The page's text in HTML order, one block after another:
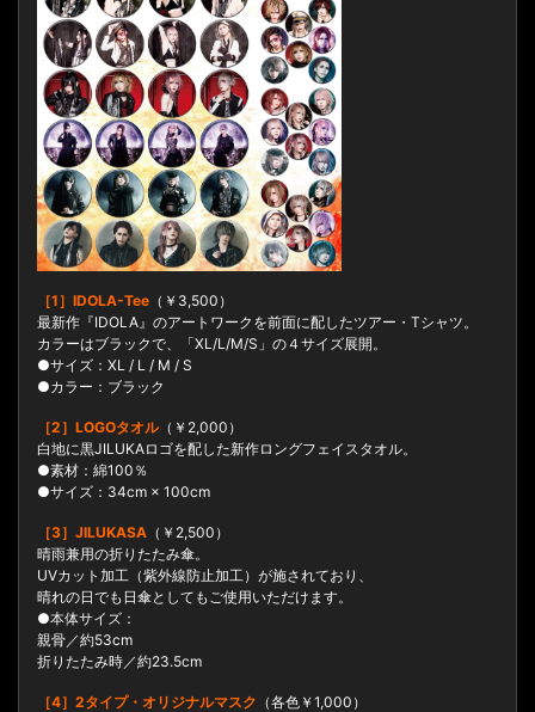
［1］IDOLA-Tee （￥3,500）
最新作『IDOLA』のアートワークを前面に配したツアー・Tシャツ。
カラーはブラックで、「XL/L/M/S」の４サイズ展開。
●サイズ：XL / L / M / S
●カラー：ブラック
［2］LOGOタオル（￥2,000）
白地に黒JILUKAロゴを配した新作ロングフェイスタオル。
●素材：綿100％
●サイズ：34cm × 100cm
［3］JILUKASA （￥2,500）
晴雨兼用の折りたたみ傘。
UVカット加工（紫外線防止加工）が施されており、
晴れの日でも日傘としてもご使用いただけます。
●本体サイズ：
親骨／約53cm
折りたたみ時／約23.5cm
［4］2タイプ・オリジナルマスク （各色￥1,000）